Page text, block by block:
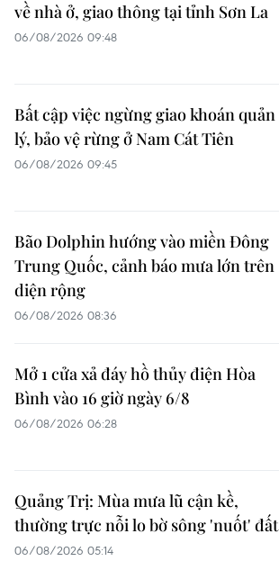
về nhà ở, giao thông tại tỉnh Sơn La
06/08/2026 09:48
Bất cập việc ngừng giao khoán quản
lý, bảo vệ rừng ở Nam Cát Tiên
06/08/2026 09:45
Bão Dolphin hướng vào miền Đông
Trung Quốc, cảnh báo mưa lớn trên
diện rộng
06/08/2026 08:36
Mở 1 cửa xả đáy hồ thủy điện Hòa
Bình vào 16 giờ ngày 6/8
06/08/2026 06:28
Quảng Trị: Mùa mưa lũ cận kề,
thường trực nỗi lo bờ sông 'nuốt' đất
06/08/2026 05:14